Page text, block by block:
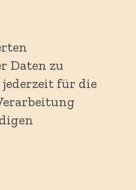
Daten zu
für die